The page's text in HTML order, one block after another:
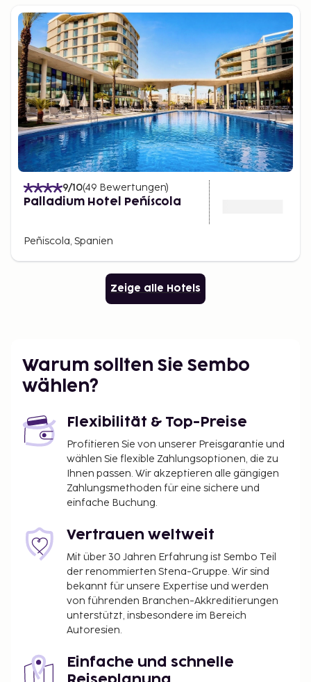
9/10(49 Bewertungen)
Palladium Hotel Peñíscola
Peñiscola, Spanien
Zeige alle Hotels
Warum sollten Sie Sembo
wählen?
Flexibilität & Top-Preise
Profitieren Sie von unserer Preisgarantie und
wählen Sie flexible Zahlungsoptionen, die zu
Ihnen passen. Wir akzeptieren alle gängigen
Zahlungsmethoden für eine sichere und
einfache Buchung.
Vertrauen weltweit
Mit über 30 Jahren Erfahrung ist Sembo Teil
der renommierten Stena-Gruppe. Wir sind
bekannt für unsere Expertise und werden
von führenden Branchen-Akkreditierungen
unterstützt, insbesondere im Bereich
Autoresien.
Einfache und schnelle